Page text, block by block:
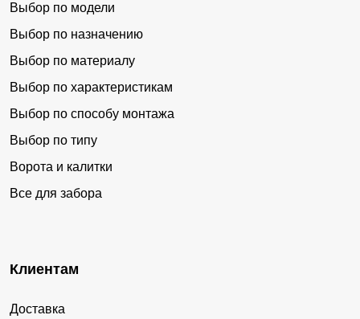
Выбор по модели
Выбор по назначению
Выбор по материалу
Выбор по характеристикам
Выбор по способу монтажа
Выбор по типу
Ворота и калитки
Все для забора
Клиентам
Доставка